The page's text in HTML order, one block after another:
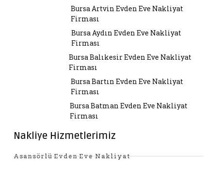
Bursa Artvin Evden Eve Nakliyat
Firması
Bursa Aydın Evden Eve Nakliyat
Firması
Bursa Balıkesir Evden Eve Nakliyat
Firması
Bursa Bartın Evden Eve Nakliyat
Firması
Bursa Batman Evden Eve Nakliyat
Firması
Nakliye Hizmetlerimiz
Asansörlü Evden Eve Nakliyat